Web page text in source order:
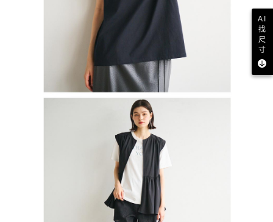
AI
找
尺
寸